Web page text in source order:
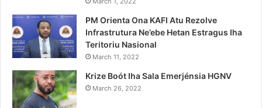
PM Orienta Ona KAFI Atu Rezolve
Infrastrutura Ne’ebe Hetan Estragus Iha
Teritoriu Nasional
March 11, 2022
Krize Boót Iha Sala Emerjénsia HGNV
March 26, 2022